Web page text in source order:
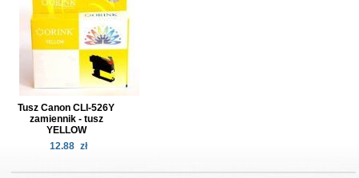
Tusz Canon CLI-526Y
zamiennik - tusz
YELLOW
12.88 zł